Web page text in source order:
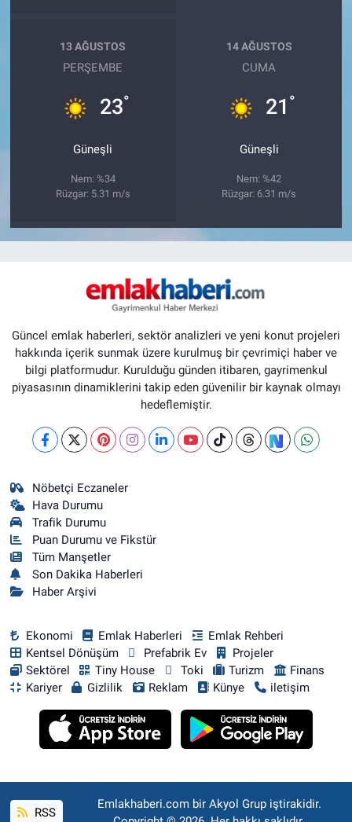
13 AĞUSTOS
PERŞEMBE
23°
Güneşli
Nem: %34
Rüzgar: 5.31 m/s
14 AĞUSTOS
CUMA
21 °
Güneşli
Nem: %42
Rüzgar: 6.31 m/s
Güncel emlak haberleri, sektör analizleri ve yeni konut projeleri
hakkında içerik sunmak üzere kurulmuş bir çevrimiçi haber ve
bilgi platformudur. Kurulduğu günden itibaren, gayrimenkul
piyasasının dinamiklerini takip eden güvenilir bir kaynak olmayı
hedeflemiştir.
Nöbetçi Eczaneler
Hava Durumu
Trafik Durumu
Puan Durumu ve Fikstür
Tüm Manşetler
Son Dakika Haberleri
Haber Arşivi
Ekonomi Emlak Haberleri
Emlak Rehberi
Kentsel Dönüşüm
Prefabrik Ev
Projeler
Sektörel
Tiny House Toki Turizm
Finans
Kariyer
Gizlilik Reklam Künye iletişim
RSS
Emlakhaberi.com bir Akyol Grup iştirakidir.